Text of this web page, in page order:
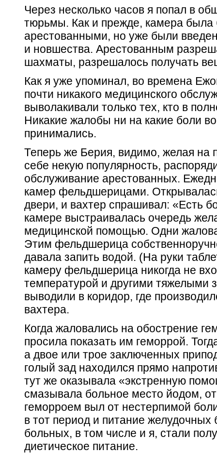
Через несколько часов я попал в
тюрьмы. Как и прежде, камера была
арестованными, но уже были
и новшества. Арестованным
шахматы, разрешалось получать
Как я уже упоминал, во времена
почти никакого медицинского
выволакивали только тех, кто в
Никакие жалобы ни на какие боли
принимались.
Теперь же Берия, видимо, желая на
себе некую популярность,
обслуживание арестованных.
камер фельдшерицами.
двери, и вахтер спрашивал: «Есть
камере выстраивалась очередь
медицинской помощью. Одни
Этим фельдшерица
давала запить водой. (На руки
камеру фельдшерица никогда не
температурой и другими тяжелыми
выводили в коридор, где
вахтера.
Когда жаловались на обострение
просила показать им геморрой.
а двое или трое заключенных
голый зад находился прямо
тут же оказывала «экстренную
смазывала больное место йодом,
геморроем выл от нестерпимой
в тот период и питание желудочных
больных, в том числе и я, стали
диетическое питание.